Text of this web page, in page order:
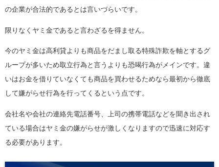
の企業が合法的であるとは言いづらいです。
限りなくヤミ金であると言わざるを得ません。
今のヤミ金は高利貸よりも商品をだまし取る特殊詐欺を軸とするグ
ループが多いため取立行為と言うよりも恐喝行為がメインです。違
いはお金を借りていなくても商品を買わせるためなら最初から徹底
して嫌がらせ行為を行ってくるという点です。
会社名や会社の連絡先電話番号、上司の携帯電話などを聞き出され
ている場合はヤミ金の嫌がらせが激しくなりますので迅速に対応す
る必要があります。